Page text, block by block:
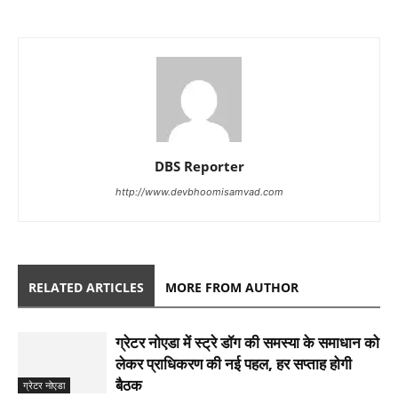
DBS Reporter
http://www.devbhoomisamvad.com
RELATED ARTICLES MORE FROM AUTHOR
ग्रेटर नोएडा
ग्रेटर नोएडा में स्ट्रे डॉग की समस्या के समाधान को
लेकर प्राधिकरण की नई पहल, हर सप्ताह होगी
बैठक